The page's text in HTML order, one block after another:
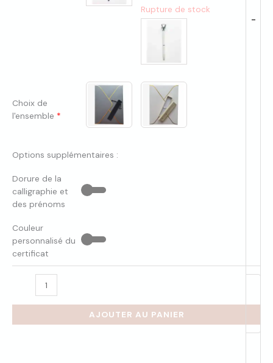
Rupture de stock
Choix de
l'ensemble *
Options supplémentaires :
Dorure de la
calligraphie et
des prénoms
Couleur
personnalisé du
certificat
-
AJOUTER AU PANIER